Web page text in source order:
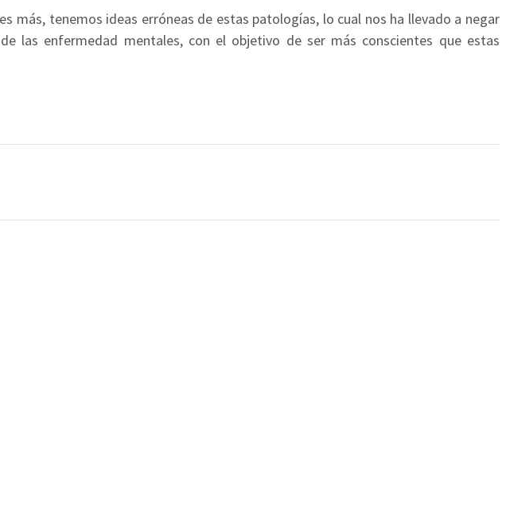
más, tenemos ideas erróneas de estas patologías, lo cual nos ha llevado a negar
las enfermedad mentales, con el objetivo de ser más conscientes que estas